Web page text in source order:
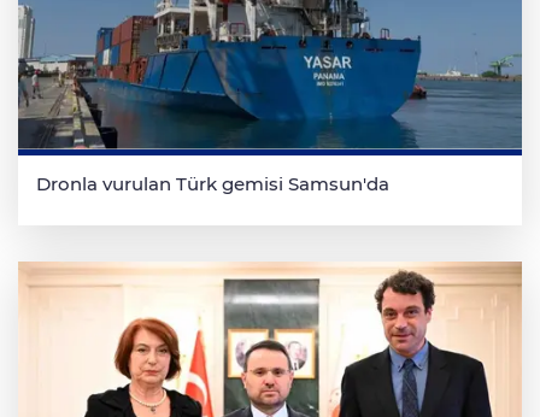
Dronla vurulan Türk gemisi Samsun'da